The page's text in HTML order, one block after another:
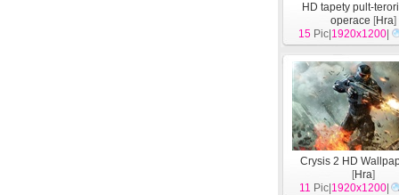
HD tapety pult-
operace [Hra]
15 Pic| 1920x1200
Crysis 2 HD
[Hra]
11 Pic| 1920x1200